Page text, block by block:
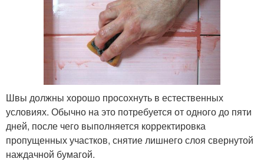
Швы должны хорошо просохнуть в естественных
условиях. Обычно на это потребуется от одного до пяти
дней, после чего выполняется корректировка
пропущенных участков, снятие лишнего слоя свернутой
наждачной бумагой.